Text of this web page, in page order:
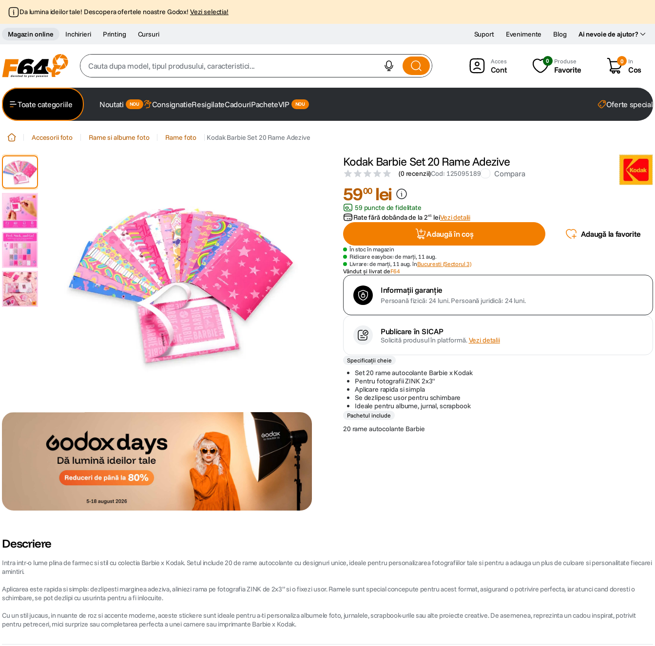
Da lumina ideilor tale! Descopera ofertele noastre Godox! Vezi selectia!
Magazin online Inchirieri Printing Cursuri Ai nevoie de ajutor?
Suport Evenimente Blog
Cauta dupa model, tipul produsului, caracteristici...
2. trepied
canon sx740 hs
6. lavaliera
7. sony fx
card memorie
dji mic mini
dji osmo
Cont
0 Produse
Favorite
0 In
Cos
Toate categoriile Noutati ConsignatieResigilateCadouriPacheteVIP Oferte
Accesorii foto Rame si albume foto Rame foto Kodak Barbie Set 20 Rame Adezive
Kodak Barbie Set 20 Rame Adezive
(0 recenzii)Cod: 125095189 Compara
5900 lei
59 puncte de fidelitate
Rate fără dobânda de la245 leiVezi detalii
Adaugă în coș Adaugă la favorite
În stoc în magazin
Ridicare easybox: de marți, 11 aug.
Livrare: de marți, 11 aug. înBucuresti (Sectorul 3)
Vândut și livrat deF64
Informații garanție
Persoană fizică: 24 luni.Persoană juridică: 24 luni.
Publicare în SICAP
Solicită produsul în platformă.Vezi detalii
Specificații cheie
Set 20 rame autocolante Barbie x Kodak
Pentru fotografii ZINK 2x3"
Aplicare rapida si simpla
Se dezlipesc usor pentru schimbare
Ideale pentru albume, jurnal, scrapbook
Pachetul include
20 rame autocolante Barbie
Descriere
Intra intr-o lume plina de farmec si stil cu colectia Barbie x Kodak. Setul include 20 de rame autocolante cu designuri unice, ideale pentru personalizarea fotografiilor tale si pentru a adauga un plus de culoare si personalitate fiecarei
amintiri.
Aplicarea este rapida si simpla: dezlipesti marginea adeziva, aliniezi rama pe fotografia ZINK de 2x3” si o fixezi usor. Ramele sunt special concepute pentru acest format, asigurand o potrivire perfecta, iar atunci cand doresti o
schimbare, se pot dezlipi cu usurinta pentru a fi inlocuite.
Cu un stil jucaus, in nuante de roz si accente moderne, aceste stickere sunt ideale pentru a-ti personaliza albumele foto, jurnalele, scrapbook-urile sau alte proiecte creative. De asemenea, reprezinta un cadou inspirat, potrivit
pentru petreceri, mici surprize sau completarea perfecta a unei camere sau imprimante Barbie x Kodak.